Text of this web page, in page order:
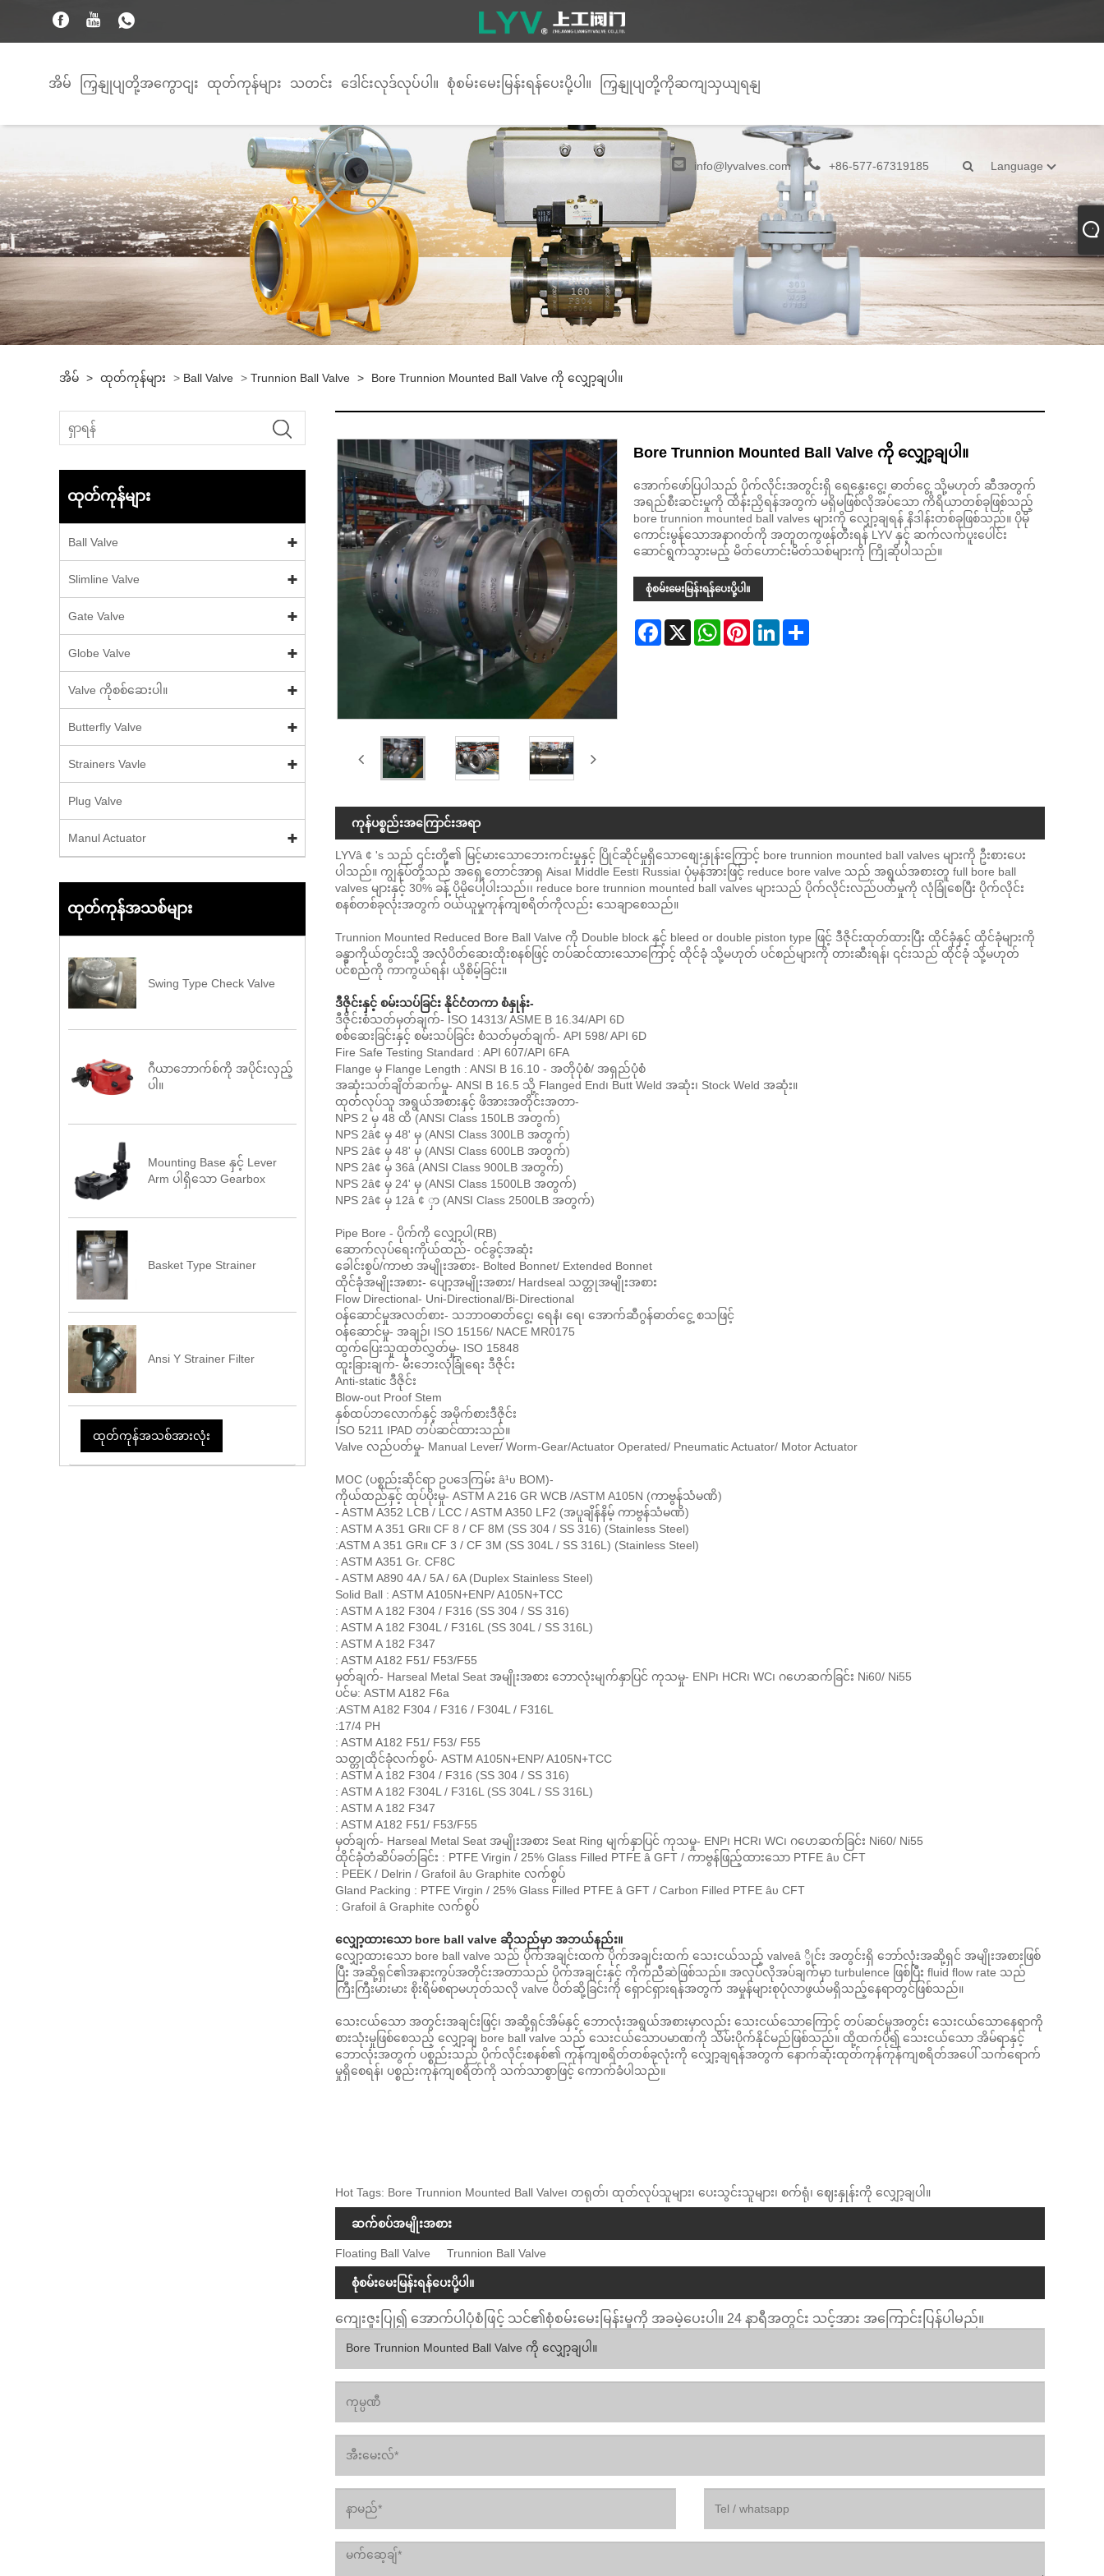
အိမ် ကြှနျုပျတို့အကွောငျး ထုတ်ကုန်များ သတင်း ဒေါင်းလုဒ်လုပ်ပါ။ စုံစမ်းမေးမြန်းရန်ပေးပို့ပါ။ ကြှနျုပျတို့ကိုဆကျသှယျရနျ
info@lyvalves.com +86-577-67319185 Language
အိမ် > ထုတ်ကုန်များ > Ball Valve > Trunnion Ball Valve > Bore Trunnion Mounted Ball Valve ကို လျှော့ချပါ။
ထုတ်ကုန်များ
Ball Valve
Slimline Valve
Gate Valve
Globe Valve
Valve ကိုစစ်ဆေးပါ။
Butterfly Valve
Strainers Vavle
Plug Valve
Manul Actuator
ထုတ်ကုန်အသစ်များ
Swing Type Check Valve
ဂီယာဘောက်စ်ကို အပိုင်းလှည့်
ပါ။
Mounting Base နှင့် Lever
Arm ပါရှိသော Gearbox
Basket Type Strainer
Ansi Y Strainer Filter
ထုတ်ကုန်အသစ်အားလုံး
Bore Trunnion Mounted Ball Valve ကို လျှော့ချပါ။
အောက်ဖော်ပြပါသည် ပိုက်လိုင်းအတွင်းရှိ ရေနွေးငွေ့၊ ဓာတ်ငွေ့ သို့မဟုတ် ဆီအတွက်
အရည်စီးဆင်းမှုကို ထိန်းညှိရန်အတွက် မရှိမဖြစ်လိုအပ်သော ကိရိယာတစ်ခုဖြစ်သည့်
bore trunnion mounted ball valves များကို လျှော့ချရန် နိဒါန်းတစ်ခုဖြစ်သည်။ ပိုမို
ကောင်းမွန်သောအနာဂတ်ကို အတူတကွဖန်တီးရန် LYV နှင့် ဆက်လက်ပူးပေါင်း
ဆောင်ရွက်သွားမည့် မိတ်ဟောင်းမိတ်သစ်များကို ကြိုဆိုပါသည်။
စုံစမ်းမေးမြန်းရန်ပေးပို့ပါ။
Facebook
X WhatsAppPinterestLinkedInShare
ကုန်ပစ္စည်းအကြောင်းအရာ
LYVâ ¢ 's သည် ၎င်းတို့၏ မြင့်မားသောဘေးကင်းမှုနှင့် ပြိုင်ဆိုင်မှုရှိသောစျေးနှုန်းကြောင့် bore trunnion mounted ball valves များကို ဦးစားပေး
ပါသည်။ ကျွန်ုပ်တို့သည် အရှေ့တောင်အာရှ Aisa၊ Middle Eest၊ Russia၊ ပုံမှန်အားဖြင့် reduce bore valve သည် အရွယ်အစားတူ full bore ball
valves များနှင့် 30% ခန့် ပိုမိုပေါ့ပါးသည်၊၊ reduce bore trunnion mounted ball valves များသည် ပိုက်လိုင်းလည်ပတ်မှုကို လုံခြုံစေပြီး ပိုက်လိုင်း
စနစ်တစ်ခုလုံးအတွက် ဝယ်ယူမှုကုန်ကျစရိတ်ကိုလည်း သေချာစေသည်။
Trunnion Mounted Reduced Bore Ball Valve ကို Double block နှင့် bleed or double piston type ဖြင့် ဒီဇိုင်းထုတ်ထားပြီး ထိုင်ခုံနှင့် ထိုင်ခုံများကို
ခန္ဓာကိုယ်တွင်းသို့ အလုံပိတ်ဆေးထိုးစနစ်ဖြင့် တပ်ဆင်ထားသောကြောင့် ထိုင်ခုံ သို့မဟုတ် ပင်စည်များကို တားဆီးရန်၊ ၎င်းသည် ထိုင်ခုံ သို့မဟုတ်
ပင်စည်ကို ကာကွယ်ရန်၊ ယိုစိမ့်ခြင်း။
ဒီဇိုင်းနှင့် စမ်းသပ်ခြင်း နိုင်ငံတကာ စံနှုန်း-
ဒီဇိုင်းစံသတ်မှတ်ချက်- ISO 14313/ ASME B 16.34/API 6D
စစ်ဆေးခြင်းနှင့် စမ်းသပ်ခြင်း စံသတ်မှတ်ချက်- API 598/ API 6D
Fire Safe Testing Standard : API 607/API 6FA
Flange မှ Flange Length : ANSI B 16.10 - အတိုပုံစံ/ အရှည်ပုံစံ
အဆုံးသတ်ချိတ်ဆက်မှု- ANSI B 16.5 သို့ Flanged End၊ Butt Weld အဆုံး၊ Stock Weld အဆုံး။
ထုတ်လုပ်သူ အရွယ်အစားနှင့် ဖိအားအတိုင်းအတာ-
NPS 2 မှ 48 ထိ (ANSI Class 150LB အတွက်)
NPS 2â¢ မှ 48' မှ (ANSI Class 300LB အတွက်)
NPS 2â¢ မှ 48' မှ (ANSI Class 600LB အတွက်)
NPS 2â¢ မှ 36â (ANSI Class 900LB အတွက်)
NPS 2â¢ မှ 24' မှ (ANSI Class 1500LB အတွက်)
NPS 2â¢ မှ 12â ¢ ှာ (ANSI Class 2500LB အတွက်)
Pipe Bore - ပိုက်ကို လျှော့ပါ(RB)
ဆောက်လုပ်ရေးကိုယ်ထည်- ဝင်ခွင့်အဆုံး
ခေါင်းစွပ်/ကာဗာ အမျိုးအစား- Bolted Bonnet/ Extended Bonnet
ထိုင်ခုံအမျိုးအစား- ပျော့အမျိုးအစား/ Hardseal သတ္တုအမျိုးအစား
Flow Directional- Uni-Directional/Bi-Directional
ဝန်ဆောင်မှုအလတ်စား- သဘာဝဓာတ်ငွေ့၊ ရေနံ၊ ရေ၊ အောက်ဆီဂွန်ဓာတ်ငွေ့ စသဖြင့်
ဝန်ဆောင်မှု- အချဉ်၊ ISO 15156/ NACE MR0175
ထွက်ပြေးသူထုတ်လွှတ်မှု- ISO 15848
ထူးခြားချက်- မီးဘေးလုံခြုံရေး ဒီဇိုင်း
Anti-static ဒီဇိုင်း
Blow-out Proof Stem
နှစ်ထပ်ဘလောက်နှင့် အမိုက်စားဒီဇိုင်း
ISO 5211 IPAD တပ်ဆင်ထားသည်။
Valve လည်ပတ်မှု- Manual Lever/ Worm-Gear/Actuator Operated/ Pneumatic Actuator/ Motor Actuator
MOC (ပစ္စည်းဆိုင်ရာ ဥပဒေကြမ်း â¹υ BOM)-
ကိုယ်ထည်နှင့် ထုပ်ပိုးမှု- ASTM A 216 GR WCB /ASTM A105N (ကာဗွန်သံမဏိ)
- ASTM A352 LCB / LCC / ASTM A350 LF2 (အပူချိန်နိမ့် ကာဗွန်သံမဏိ)
: ASTM A 351 GR။ CF 8 / CF 8M (SS 304 / SS 316) (Stainless Steel)
:ASTM A 351 GR။ CF 3 / CF 3M (SS 304L / SS 316L) (Stainless Steel)
: ASTM A351 Gr. CF8C
- ASTM A890 4A / 5A / 6A (Duplex Stainless Steel)
Solid Ball : ASTM A105N+ENP/ A105N+TCC
: ASTM A 182 F304 / F316 (SS 304 / SS 316)
: ASTM A 182 F304L / F316L (SS 304L / SS 316L)
: ASTM A 182 F347
: ASTM A182 F51/ F53/F55
မှတ်ချက်- Harseal Metal Seat အမျိုးအစား ဘောလုံးမျက်နှာပြင် ကုသမှု- ENP၊ HCR၊ WC၊ ဂဟေဆက်ခြင်း Ni60/ Ni55
ပင်မ: ASTM A182 F6a
:ASTM A182 F304 / F316 / F304L / F316L
:17/4 PH
: ASTM A182 F51/ F53/ F55
သတ္တုထိုင်ခုံလက်စွပ်- ASTM A105N+ENP/ A105N+TCC
: ASTM A 182 F304 / F316 (SS 304 / SS 316)
: ASTM A 182 F304L / F316L (SS 304L / SS 316L)
: ASTM A 182 F347
: ASTM A182 F51/ F53/F55
မှတ်ချက်- Harseal Metal Seat အမျိုးအစား Seat Ring မျက်နှာပြင် ကုသမှု- ENP၊ HCR၊ WC၊ ဂဟေဆက်ခြင်း Ni60/ Ni55
ထိုင်ခုံတံဆိပ်ခတ်ခြင်း : PTFE Virgin / 25% Glass Filled PTFE â GFT / ကာဗွန်ဖြည့်ထားသော PTFE âυ CFT
: PEEK / Delrin / Grafoil âυ Graphite လက်စွပ်
Gland Packing : PTFE Virgin / 25% Glass Filled PTFE â GFT / Carbon Filled PTFE âυ CFT
: Grafoil â Graphite လက်စွပ်
လျှော့ထားသော bore ball valve ဆိုသည်မှာ အဘယ်နည်း။
လျှော့ထားသော bore ball valve သည် ပိုက်အချင်းထက် ပိုက်အချင်းထက် သေးငယ်သည့် valveâ ွိုင်း အတွင်းရှိ ဘော်လုံးအဆို့ရှင် အမျိုးအစားဖြစ်
ပြီး အဆို့ရှင်၏အနားကွပ်အတိုင်းအတာသည် ပိုက်အချင်းနှင့် ကိုက်ညီဆဲဖြစ်သည်။ အလုပ်လိုအပ်ချက်မှာ turbulence ဖြစ်ပြီး fluid flow rate သည်
ကြီးကြီးမားမား စိုးရိမ်စရာမဟုတ်သလို valve ပိတ်ဆို့ခြင်းကို ရှောင်ရှားရန်အတွက် အမှုန်များစုပုံလာဖွယ်မရှိသည့်နေရာတွင်ဖြစ်သည်။
သေးငယ်သော အတွင်းအချင်းဖြင့်၊ အဆို့ရှင်အိမ်နှင့် ဘောလုံးအရွယ်အစားမှာလည်း သေးငယ်သောကြောင့် တပ်ဆင်မှုအတွင်း သေးငယ်သောနေရာကို
စားသုံးမှုဖြစ်စေသည့် လျှော့ချ bore ball valve သည် သေးငယ်သောပမာဏကို သိမ်းပိုက်နိုင်မည်ဖြစ်သည်။ ထို့ထက်ပို၍ သေးငယ်သော အိမ်ရာနှင့်
ဘောလုံးအတွက် ပစ္စည်းသည် ပိုက်လိုင်းစနစ်၏ ကုန်ကျစရိတ်တစ်ခုလုံးကို လျှော့ချရန်အတွက် နောက်ဆုံးထုတ်ကုန်ကုန်ကျစရိတ်အပေါ် သက်ရောက်
မှုရှိစေရန်၊ ပစ္စည်းကုန်ကျစရိတ်ကို သက်သာစွာဖြင့် ကောက်ခံပါသည်။
Hot Tags: Bore Trunnion Mounted Ball Valve၊ တရုတ်၊ ထုတ်လုပ်သူများ၊ ပေးသွင်းသူများ၊ စက်ရုံ၊ ဈေးနှုန်းကို လျှော့ချပါ။
ဆက်စပ်အမျိုးအစား
Floating Ball Valve Trunnion Ball Valve
စုံစမ်းမေးမြန်းရန်ပေးပို့ပါ။
ကျေးဇူးပြု၍ အောက်ပါပုံစံဖြင့် သင်၏စုံစမ်းမေးမြန်းမှုကို အခမဲ့ပေးပါ။ 24 နာရီအတွင်း သင့်အား အကြောင်းပြန်ပါမည်။